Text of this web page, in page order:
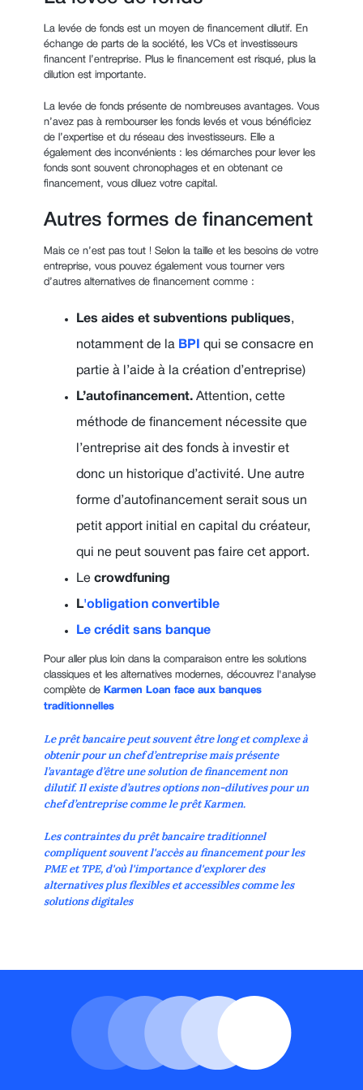
La levée de fonds est un moyen de financement dilutif. En
échange de parts de la société, les VCs et investisseurs
financent l’entreprise. Plus le financement est risqué, plus la
dilution est importante.
La levée de fonds présente de nombreuses avantages. Vous
n’avez pas à rembourser les fonds levés et vous bénéficiez
de l’expertise et du réseau des investisseurs. Elle a
également des inconvénients : les démarches pour lever les
fonds sont souvent chronophages et en obtenant ce
financement, vous diluez votre capital.
Autres formes de financement
Mais ce n’est pas tout ! Selon la taille et les besoins de votre
entreprise, vous pouvez également vous tourner vers
d’autres alternatives de financement comme :
Les aides et subventions publiques,
notamment de la BPI qui se consacre en
partie à l’aide à la création d’entreprise)
L’autofinancement. Attention, cette
méthode de financement nécessite que
l’entreprise ait des fonds à investir et
donc un historique d’activité. Une autre
forme d’autofinancement serait sous un
petit apport initial en capital du créateur,
qui ne peut souvent pas faire cet apport.
Le crowdfuning
L'obligation convertible
Le crédit sans banque
Pour aller plus loin dans la comparaison entre les solutions
classiques et les alternatives modernes, découvrez l'analyse
complète de Karmen Loan face aux banques
traditionnelles
Le prêt bancaire peut souvent être long et complexe à
obtenir pour un chef d’entreprise mais présente
l’avantage d’être une solution de financement non
dilutif. Il existe d’autres options non-dilutives pour un
chef d’entreprise comme le prêt Karmen.
Les contraintes du prêt bancaire traditionnel
compliquent souvent l'accès au financement pour les
PME et TPE, d'où l'importance d'explorer des
alternatives plus flexibles et accessibles comme les
solutions digitales